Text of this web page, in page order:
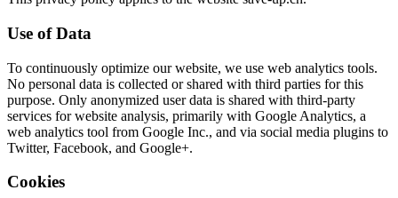
Use of Data
To continuously optimize our website, we use web analytics tools.
No personal data is collected or shared with third parties for this
purpose. Only anonymized user data is shared with third-party
services for website analysis, primarily with Google Analytics, a
web analytics tool from Google Inc., and via social media plugins to
Twitter, Facebook, and Google+.
Cookies